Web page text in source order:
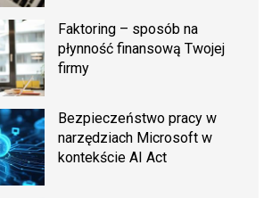
Faktoring – sposób na
płynność finansową Twojej
firmy
Bezpieczeństwo pracy w
narzędziach Microsoft w
kontekście AI Act